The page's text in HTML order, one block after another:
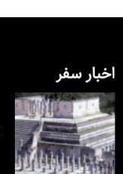
اخبار سفر